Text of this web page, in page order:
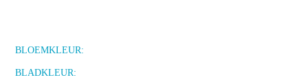
BLOEMKLEUR:
BLADKLEUR: